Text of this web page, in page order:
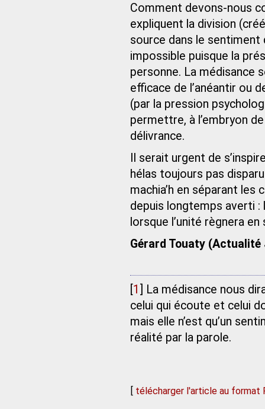
Comment devons-nous
expliquent la division
source dans le sentiment
impossible puisque la
personne. La médisance
efficace de l’anéantir ou
(par la pression
permettre, à l’embryon
délivrance.
Il serait urgent de
hélas toujours pas
machia’h en séparant
depuis longtemps averti :
lorsque l’unité règnera en
Gérard Touaty (Actualité
1
La médisance nous
celui qui écoute et celui
mais elle n’est qu’un
réalité par la parole.
[ télécharger l'article au format